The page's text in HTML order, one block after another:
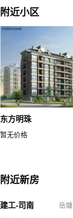
附近小区
东方明珠
暂无价格
附近新房
建工-司南 岳塘